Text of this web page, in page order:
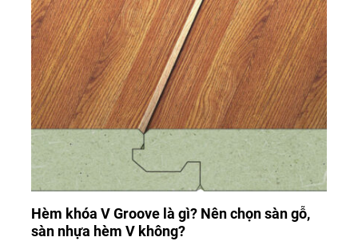
Hèm khóa V Groove là gì? Nên chọn sàn gỗ,
sàn nhựa hèm V không?